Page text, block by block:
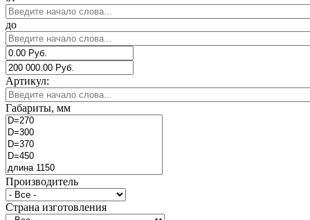
до
Артикул:
Габариты, мм
Производитель
Страна изготовления